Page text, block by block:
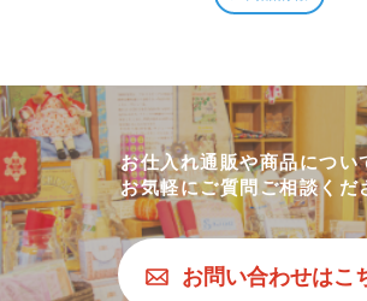
お仕入れ通販や商品につい
お気軽にご質問ご相談くだ
お問い合わせはこ